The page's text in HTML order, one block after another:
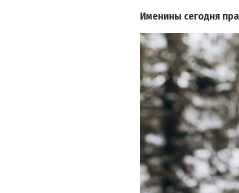
Именины сегодня